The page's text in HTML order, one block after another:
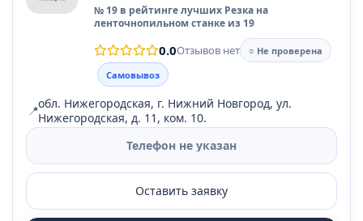
№ 19 в рейтинге лучших Резка на
ленточнопильном станке из 19
0.0Отзывов нет
○ Не проверена
Самовывоз
📍обл. Нижегородская, г. Нижний Новгород, ул.
Нижегородская, д. 11, ком. 10.
Телефон не указан
Оставить заявку